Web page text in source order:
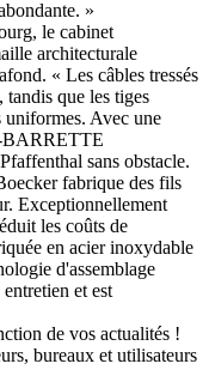
»
le cabinet
architecturale
« Les câbles tressés
tandis que les tiges
uniformes. Avec une
BARRETTE
sans obstacle.
fabrique des fils
Exceptionnellement
les coûts de
en acier inoxydable
d'assemblage
et est
de vos actualités !
bureaux et utilisateurs